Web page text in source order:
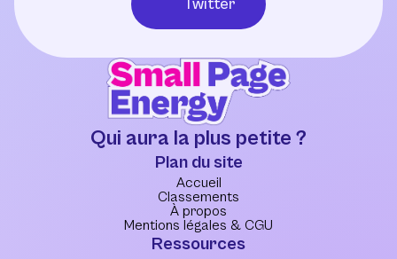
Twitter
Qui aura la plus petite ?
Plan du site
Accueil
Classements
À propos
Mentions légales & CGU
Ressources